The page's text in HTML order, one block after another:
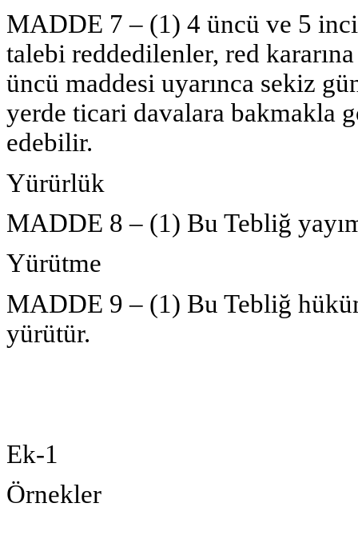
MADDE 7 – (1) 4 üncü ve 5
talebi reddedilenler, red
üncü maddesi uyarınca sekiz
yerde ticari davalara bakmakla
edebilir.
Yürürlük
MADDE 8 – (1) Bu Tebliğ
Yürütme
MADDE 9 – (1) Bu Tebliğ
yürütür.
Ek-1
Örnekler